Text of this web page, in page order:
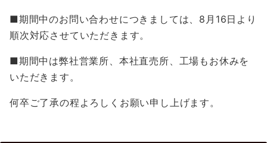
■期間中のお問い合わせにつきましては、8月16日より
順次対応させていただきます。
■期間中は弊社営業所、本社直売所、工場もお休みを
いただきます。
何卒ご了承の程よろしくお願い申し上げます。